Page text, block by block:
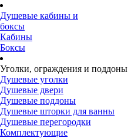
Душевые кабины и
боксы
Кабины
Боксы
Уголки, ограждения и поддоны
Душевые уголки
Душевые двери
Душевые поддоны
Душевые шторки для ванны
Душевые перегородки
Комплектующие